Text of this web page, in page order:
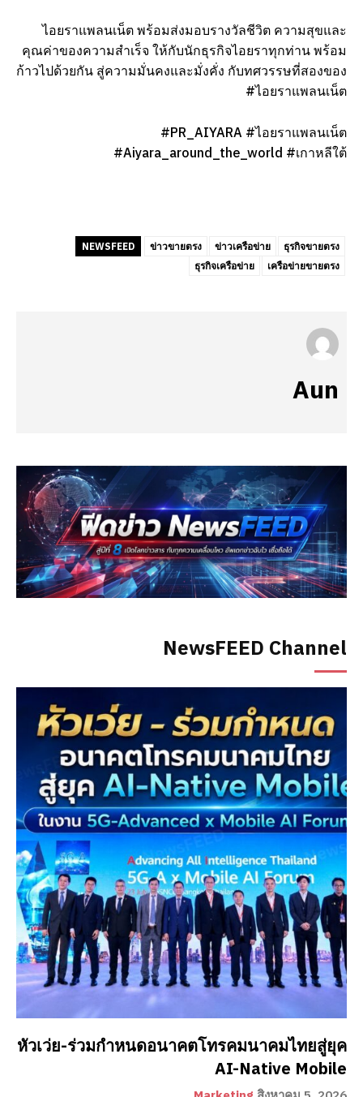
NewsFEED Channel
หัวเว่ย-ร่วมกำหนดอนาคตโทรคมนาคมไทยสู่ยุค
AI-Native Mobile
ไอยราแพลนเน็ต พร้อมส่งมอบรางวัลชีวิต ความสุขและ
คุณค่าของความสำเร็จ ให้กับนักธุรกิจไอยราทุกท่าน พร้อม
ก้าวไปด้วยกัน สู่ความมั่นคงและมั่งคั่ง กับทศวรรษที่สองของ
#ไอยราแพลนเน็ต
#PR_AIYARA #ไอยราแพลนเน็ต
#Aiyara_around_the_world #เกาหลีใต้
NEWSFEED ข่าวขายตรง ข่าวเครือข่าย
ธุรกิจขายตรง
ธุรกิจเครือข่าย
เครือข่ายขายตรง
Aun